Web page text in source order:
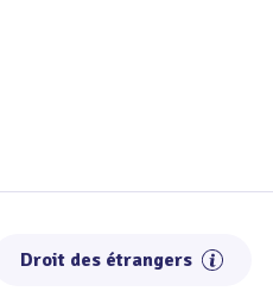
Droit des étrangers